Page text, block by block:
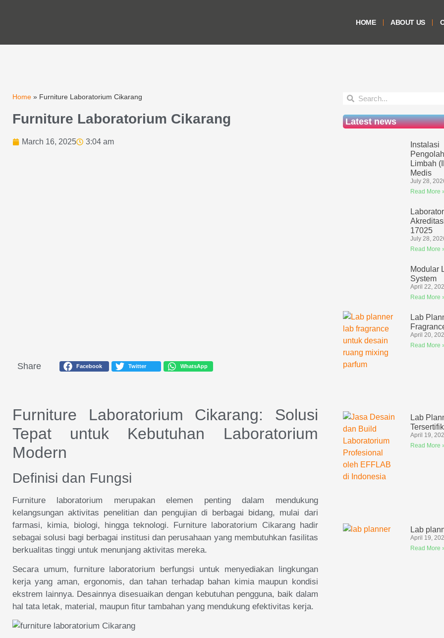
HOME ABOUT US
Home » Furniture Laboratorium Cikarang
Furniture Laboratorium Cikarang
March 16, 2025 3:04 am
Share Facebook Twitter WhatsApp
Furniture Laboratorium Cikarang: Solusi
Tepat untuk Kebutuhan Laboratorium
Modern
Definisi dan Fungsi
Furniture laboratorium merupakan elemen penting dalam mendukung
kelangsungan aktivitas penelitian dan pengujian di berbagai bidang, mulai dari
farmasi, kimia, biologi, hingga teknologi. Furniture laboratorium Cikarang hadir
sebagai solusi bagi berbagai institusi dan perusahaan yang membutuhkan fasilitas
berkualitas tinggi untuk menunjang aktivitas mereka.
Secara umum, furniture laboratorium berfungsi untuk menyediakan lingkungan
kerja yang aman, ergonomis, dan tahan terhadap bahan kimia maupun kondisi
ekstrem lainnya. Desainnya disesuaikan dengan kebutuhan pengguna, baik dalam
hal tata letak, material, maupun fitur tambahan yang mendukung efektivitas kerja.
Latest news
Instalasi
Limbah
Medis
July 28,
Read More
17025
July 28,
Read More
Modular
System
April 22,
Read More
Lab
April 20,
Read More
Lab
April 19,
Read More
Lab
April 19,
Read More